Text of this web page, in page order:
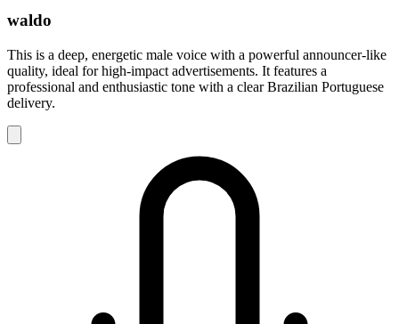
waldo
This is a deep, energetic male voice with a powerful announcer-like
quality, ideal for high-impact advertisements. It features a
professional and enthusiastic tone with a clear Brazilian Portuguese
delivery.